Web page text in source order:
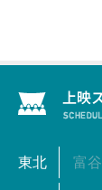
東北 富谷